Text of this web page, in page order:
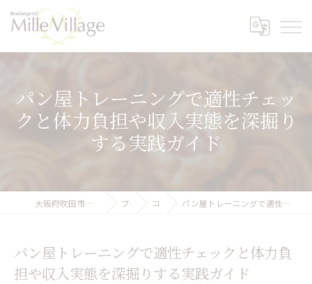
パン屋トレーニングで適性チェッ
クと体力負担や収入実態を深掘り
する実践ガイド
大阪府吹田市のパン屋ならミル・ヴィラージュ ブログ コラム パン屋トレーニングで適性チェックと体力負担や収入実態を深掘りする実践ガイド
パン屋トレーニングで適性チェックと体力負
担や収入実態を深掘りする実践ガイド